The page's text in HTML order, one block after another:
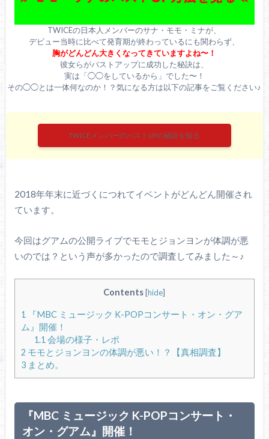
TWICEの日本人メンバーのサナ・モモ・ミナが、
デビュー当時に比べて発育期が終わっているにも関わらず、
胸がどんどん大きくなってきていますよね〜！
彼女らがバストアップに成功した秘訣は、
実は「◯◯をしているから」でした〜！
その◯◯とは一体何なのか！？気になる方は以下の記事をご覧ください♪
TWICEメンバーのバストUPの秘訣を知る
2018年年末に近づくにつれてイベントがどんどん開催され
ています。
今回はグアムの公開ライブでモモとジョンヨンが体調が悪
いのでは？という声が多かったので調査してみました～♪
Contents [hide]
1
『MBC ミュージック K-POPコンサート・オン・グア
ム』開催！
1.1 会場の様子・レポ
2 モモとジョンヨンの体調が悪い！？【真相調査】
3まとめ。
『MBC ミュージック K-POPコンサート・
オン・グアム』開催！